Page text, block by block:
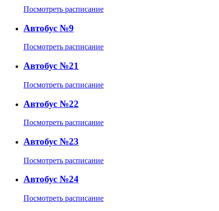
Посмотреть расписание
Автобус №9
Посмотреть расписание
Автобус №21
Посмотреть расписание
Автобус №22
Посмотреть расписание
Автобус №23
Посмотреть расписание
Автобус №24
Посмотреть расписание